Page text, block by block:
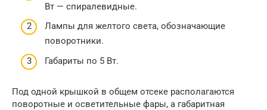
Вт — спиралевидные.
Лампы для желтого света, обозначающие
поворотники.
Габариты по 5 Вт.
Под одной крышкой в общем отсеке располагаются
поворотные и осветительные фары, а габаритная